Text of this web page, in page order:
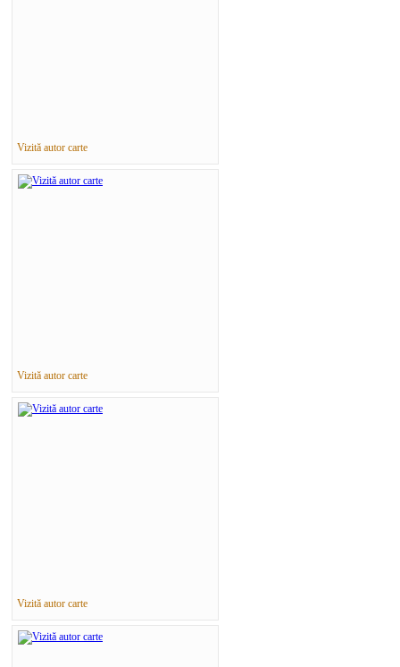
Vizită autor carte
Vizită autor carte
Vizită autor carte